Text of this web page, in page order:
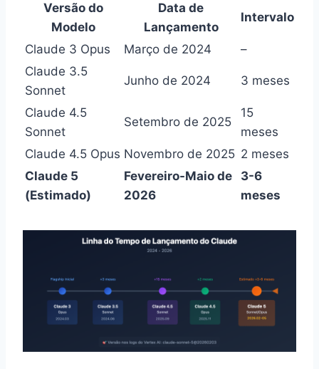
Versão do
Modelo
Data de
Lançamento
Intervalo
Claude 3 Opus Março de 2024
–
Claude 3.5
Sonnet
Junho de 2024 3 meses
Claude 4.5
Sonnet
Setembro de 2025
15
meses
Claude 4.5 Opus Novembro de 2025 2 meses
Claude 5
(Estimado)
Fevereiro-Maio de
2026
3-6
meses